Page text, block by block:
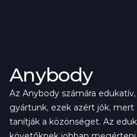
Anybody
Az Anybody számára
gyártunk, ezek azért jók,
tanítják a közönséget. Az